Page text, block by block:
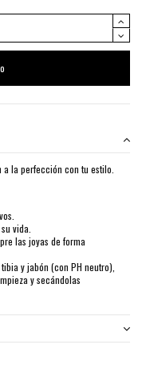
la perfección con tu estilo.
vida.
las joyas de forma
y jabón (con PH neutro),
y secándolas